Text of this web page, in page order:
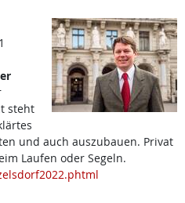
steht
und auch auszubauen. Privat
Laufen oder Segeln.